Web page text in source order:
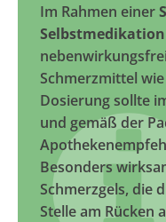
Im Rahmen einer
Selbstmedikation
Schmerzmittel
Dosierung sollte
und gemäß der
Besonders
Schmerzgels, die
Stelle am Rücken